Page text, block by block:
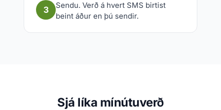
3
Sendu. Verð á hvert SMS birtist
beint áður en þú sendir.
Sjá líka mínútuverð